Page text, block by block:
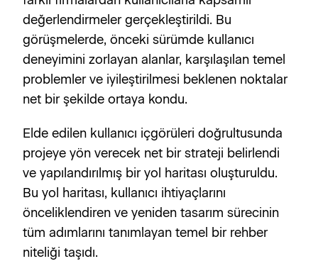
değerlendirmeler gerçekleştirildi. Bu
görüşmelerde, önceki sürümde kullanıcı
deneyimini zorlayan alanlar, karşılaşılan temel
problemler ve iyileştirilmesi beklenen noktalar
net bir şekilde ortaya kondu.
Elde edilen kullanıcı içgörüleri doğrultusunda
projeye yön verecek net bir strateji belirlendi
ve yapılandırılmış bir yol haritası oluşturuldu.
Bu yol haritası, kullanıcı ihtiyaçlarını
önceliklendiren ve yeniden tasarım sürecinin
tüm adımlarını tanımlayan temel bir rehber
niteliği taşıdı.